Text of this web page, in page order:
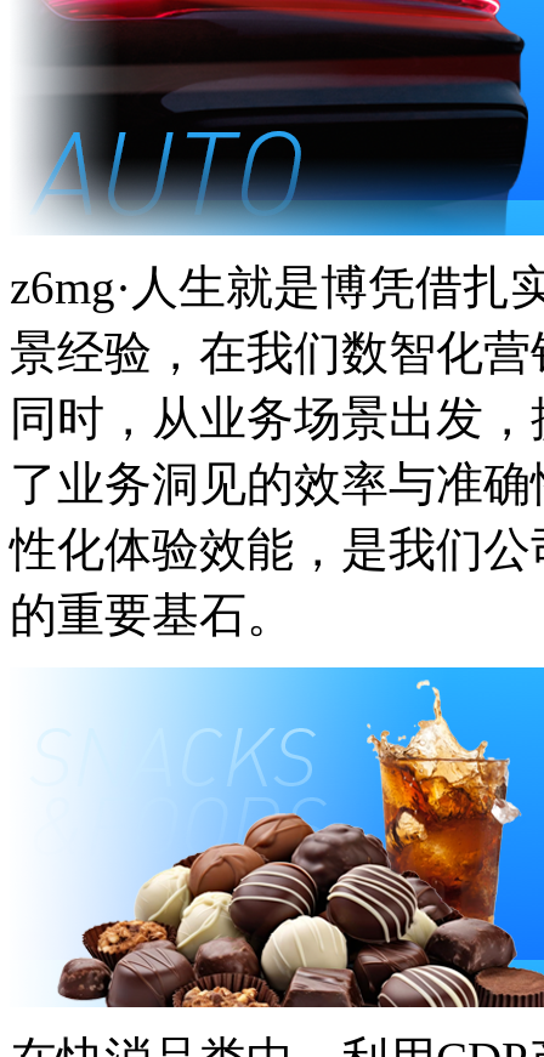
z6mg·人生就是博凭借
景经验，在我们数智化
同时，从业务场景出发
了业务洞见的效率与准确
性化体验效能，是我们
的重要基石。